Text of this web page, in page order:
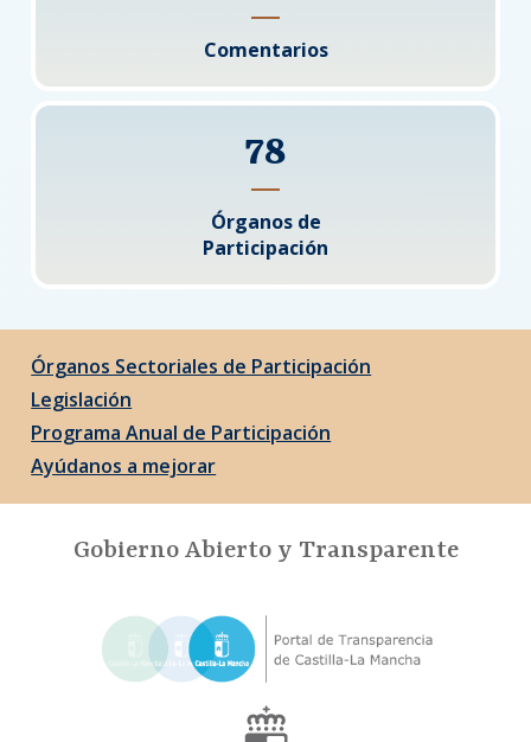
Comentarios
Órganos de
Participación
78
Órganos Sectoriales de Participación
Legislación
Programa Anual de Participación
Ayúdanos a mejorar
Gobierno Abierto y Transparente